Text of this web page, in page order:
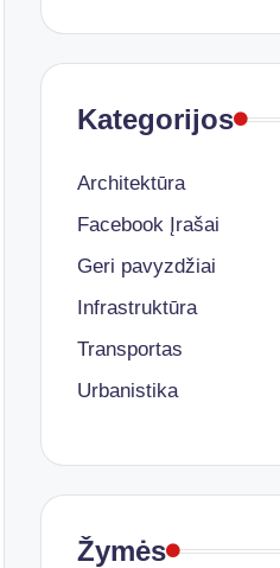
Kategorijos
Architektūra
Facebook Įrašai
Geri pavyzdžiai
Infrastruktūra
Transportas
Urbanistika
Žymės